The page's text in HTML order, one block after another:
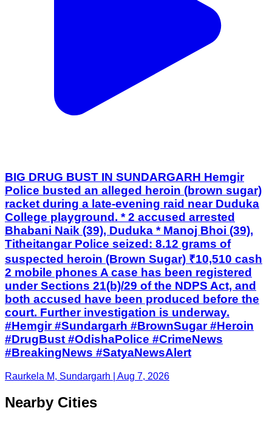
BIG DRUG BUST IN SUNDARGARH Hemgir
Police busted an alleged heroin (brown sugar)
racket during a late-evening raid near Duduka
College playground. * 2 accused arrested
Bhabani Naik (39), Duduka * Manoj Bhoi (39),
Titheitangar Police seized: 8.12 grams of
suspected heroin (Brown Sugar) ₹10,510 cash
2 mobile phones A case has been registered
under Sections 21(b)/29 of the NDPS Act, and
both accused have been produced before the
court. Further investigation is underway.
#Hemgir #Sundargarh #BrownSugar #Heroin
#DrugBust #OdishaPolice #CrimeNews
#BreakingNews #SatyaNewsAlert
Raurkela M, Sundargarh | Aug 7, 2026
Nearby Cities